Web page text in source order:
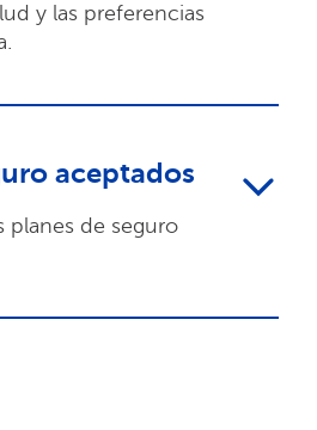
y las preferencias
aceptados
planes de seguro